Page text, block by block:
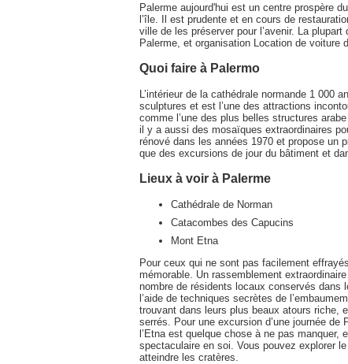
Palerme aujourd'hui est un centre prospère
l’île. Il est prudente et en cours de
ville de les préserver pour l’avenir. La
Palerme, et organisation Location de voiture
Quoi faire à Palermo
L’intérieur de la cathédrale normande 1
sculptures et est l’une des attractions
comme l’une des plus belles structures
il y a aussi des mosaïques extraordinaires
rénové dans les années 1970 et propose un
que des excursions de jour du bâtiment et
Lieux à voir à Palerme
Cathédrale de Norman
Catacombes des Capucins
Mont Etna
Pour ceux qui ne sont pas facilement
mémorable. Un rassemblement
nombre de résidents locaux conservés
l’aide de techniques secrètes de
trouvant dans leurs plus beaux atours riche,
serrés. Pour une excursion d’une journée
l’Etna est quelque chose à ne pas
spectaculaire en soi. Vous pouvez explorer
atteindre les cratères.